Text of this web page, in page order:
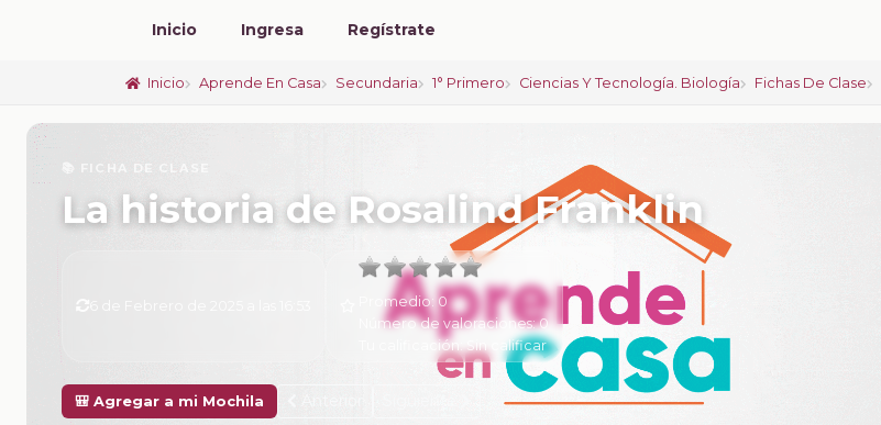
Inicio Ingresa Regístrate
Inicio Aprende En Casa Secundaria 1° Primero Ciencias Y Tecnología. Biología Fichas De Clase
📚 FICHA DE CLASE
La historia de Rosalind Franklin
Promedio: 0
Número de valoraciones:0
Tu calificación:Sin calificar
🎒 Agregar a mi Mochila